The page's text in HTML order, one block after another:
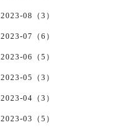
2023-08（3）
2023-07（6）
2023-06（5）
2023-05（3）
2023-04（3）
2023-03（5）